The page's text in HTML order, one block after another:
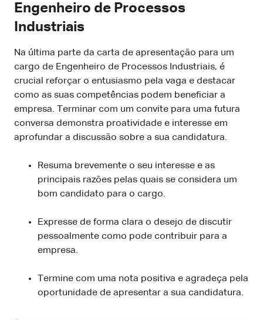
Engenheiro de Processos
Industriais
Na última parte da carta de apresentação para um
cargo de Engenheiro de Processos Industriais, é
crucial reforçar o entusiasmo pela vaga e destacar
como as suas competências podem beneficiar a
empresa. Terminar com um convite para uma futura
conversa demonstra proatividade e interesse em
aprofundar a discussão sobre a sua candidatura.
Resuma brevemente o seu interesse e as
principais razões pelas quais se considera um
bom candidato para o cargo.
Expresse de forma clara o desejo de discutir
pessoalmente como pode contribuir para a
empresa.
Termine com uma nota positiva e agradeça pela
oportunidade de apresentar a sua candidatura.